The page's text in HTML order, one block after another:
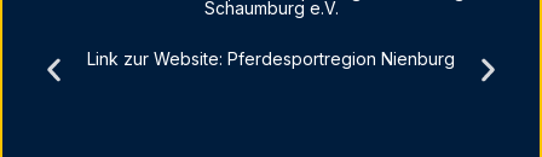
Schaumburg e.V.
Link zur Website: Pferdesportregion Nienburg